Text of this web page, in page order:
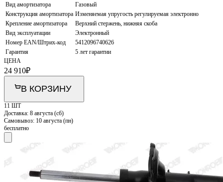
Вид амортизатора
Газовый
Конструкция амортизатора Изменяемая упругость регулируемая электронно
Крепление амортизатора
Верхний стержень, нижняя скоба
Вид эксплуатации
Электронный
Номер EAN/Штрих-код
5412096740626
Гарантия
5 лет гарантии
ЦЕНА
24 910₽
В КОРЗИНУ
11 ШТ
Доставка: 8 августа (сб)
Самовывоз: 10 августа (пн)
бесплатно